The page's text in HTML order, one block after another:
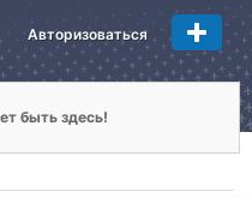
Авторизоваться
быть здесь!